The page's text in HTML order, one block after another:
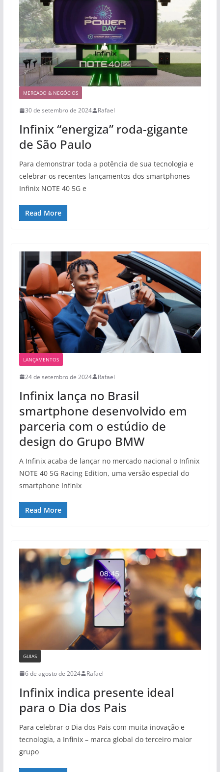
MERCADO & NEGÓCIOS
30 de setembro de 2024 Rafael
Infinix “energiza” roda-gigante
de São Paulo
Para demonstrar toda a potência de sua tecnologia e
celebrar os recentes lançamentos dos smartphones
Infinix NOTE 40 5G e
Read More
LANÇAMENTOS
24 de setembro de 2024 Rafael
Infinix lança no Brasil
smartphone desenvolvido em
parceria com o estúdio de
design do Grupo BMW
A Infinix acaba de lançar no mercado nacional o Infinix
NOTE 40 5G Racing Edition, uma versão especial do
smartphone Infinix
Read More
GUIAS
6 de agosto de 2024 Rafael
Infinix indica presente ideal
para o Dia dos Pais
Para celebrar o Dia dos Pais com muita inovação e
tecnologia, a Infinix – marca global do terceiro maior
grupo